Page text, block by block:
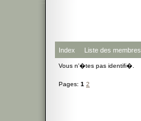
Index Liste des membres
Vous n'�tes pas identifi�.
Pages: 1 2